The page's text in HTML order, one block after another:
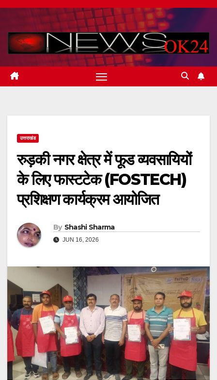
Skip
content
उत्तराखंड
रुड़की नगर क्षेत्र में फूड व्यवसायियों
के लिए फास्टटेक (FOSTECH)
प्रशिक्षण कार्यक्रम आयोजित
By Shashi Sharma
JUN 16, 2026